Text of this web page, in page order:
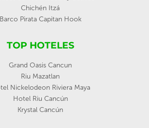
Chichén Itzá
Barco Pirata Capitan Hook
TOP HOTELES
Grand Oasis Cancun
Riu Mazatlan
Nickelodeon Riviera Maya
Hotel Riu Cancún
Krystal Cancún